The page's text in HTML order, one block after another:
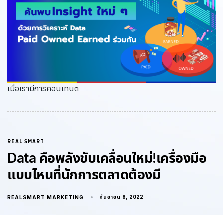
เมื่อเรามีการคอนเทนต
REAL SMART
Data คือพลังขับเคลื่อนใหม่!เครื่องมือ
แบบไหนที่นักการตลาดต้องมี
REALSMART MARKETING กันยายน 8, 2022